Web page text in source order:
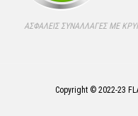
ΑΣΦΑΛΕΊΣ ΣΥΝΑΛΛΑΓΈΣ ΜΕ
Copyright © 2022-23